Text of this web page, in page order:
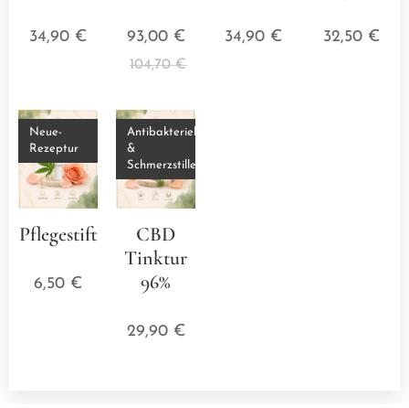
34,90 € 93,00€
104,70€
34,90 € 32,50€
Pflegestift
⭐⭐⭐⭐⭐
Neue-
Rezeptur
6,50 €
CBD
Tinktur
96%
Antibakteriell
&
Schmerzstillend
29,90€